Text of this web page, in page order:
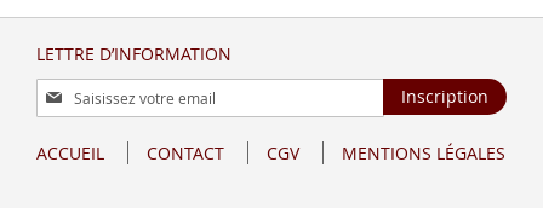
LETTRE D’INFORMATION
Inscription
à
lettre
Inscription
ACCUEIL CONTACT CGV MENTIONS LÉGALES